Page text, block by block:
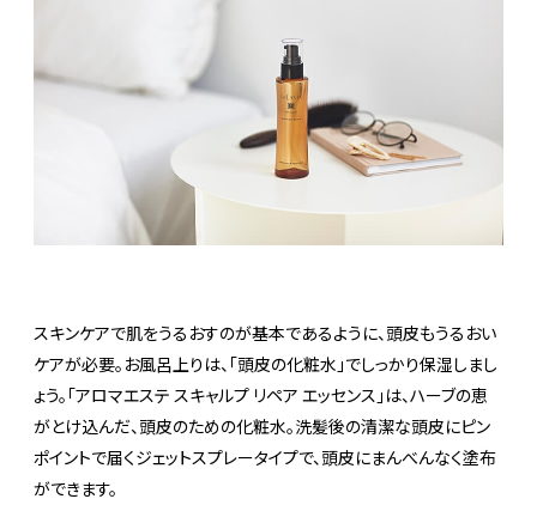
スキンケアで肌をうるおすのが基本であるように、頭皮もうるおい
ケアが必要。お風呂上りは、「頭皮の化粧水」でしっかり保湿しまし
ょう。「アロマエステ スキャルプ リペア エッセンス」は、ハーブの恵
がとけ込んだ、頭皮のための化粧水。洗髪後の清潔な頭皮にピン
ポイントで届くジェットスプレータイプで、頭皮にまんべんなく塗布
ができます。